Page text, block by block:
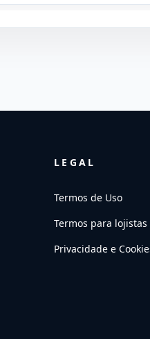
LEGAL
Termos de Uso
Termos para lojistas
Privacidade e